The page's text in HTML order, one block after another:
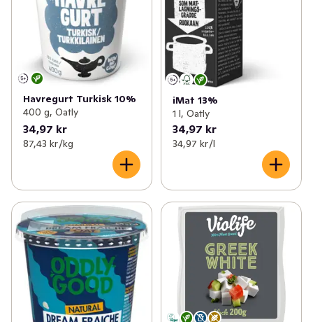
Havregurt Turkisk 10%
400 g, Oatly
34,97 kr
87,43 kr /kg
iMat 13%
1 l, Oatly
34,97 kr
34,97 kr /l